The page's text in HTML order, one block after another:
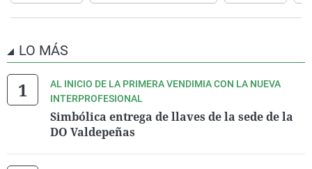
LO MÁS
AL INICIO DE LA PRIMERA VENDIMIA CON LA NUEVA
INTERPROFESIONAL
Simbólica entrega de llaves de la sede de la
DO Valdepeñas